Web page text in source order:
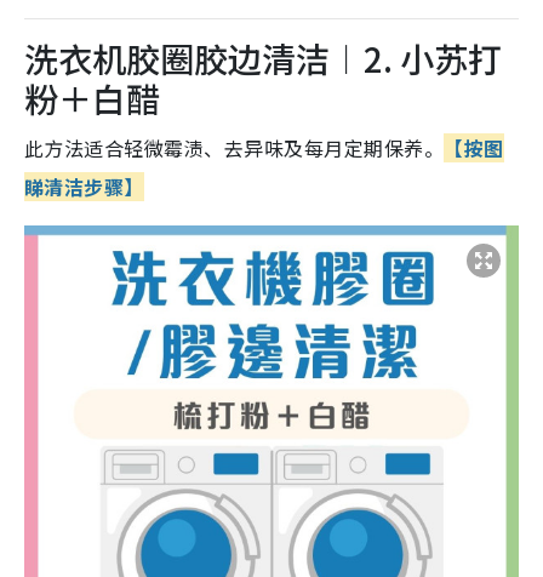
洗衣机胶圈胶边清洁︱2. 小苏打
粉＋白醋
此方法适合轻微霉渍、去异味及每月定期保养。
【按图
睇清洁步骤】